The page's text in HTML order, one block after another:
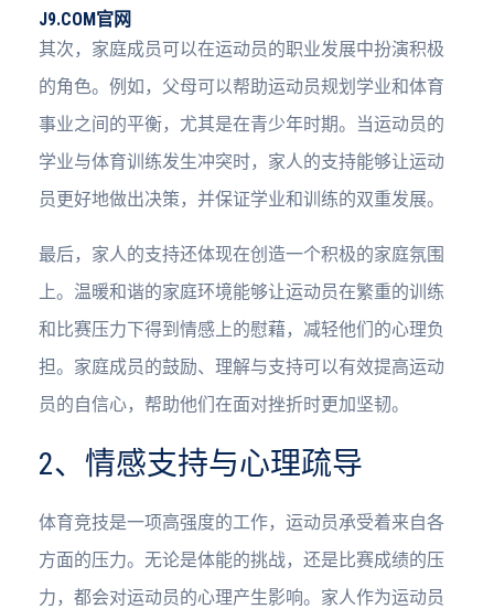
J9.COM官网
其次，家庭成员可以在运动员的职业发展中扮演积极
的角色。例如，父母可以帮助运动员规划学业和体育
事业之间的平衡，尤其是在青少年时期。当运动员的
学业与体育训练发生冲突时，家人的支持能够让运动
员更好地做出决策，并保证学业和训练的双重发展。
最后，家人的支持还体现在创造一个积极的家庭氛围
上。温暖和谐的家庭环境能够让运动员在繁重的训练
和比赛压力下得到情感上的慰藉，减轻他们的心理负
担。家庭成员的鼓励、理解与支持可以有效提高运动
员的自信心，帮助他们在面对挫折时更加坚韧。
2、情感支持与心理疏导
体育竞技是一项高强度的工作，运动员承受着来自各
方面的压力。无论是体能的挑战，还是比赛成绩的压
力，都会对运动员的心理产生影响。家人作为运动员